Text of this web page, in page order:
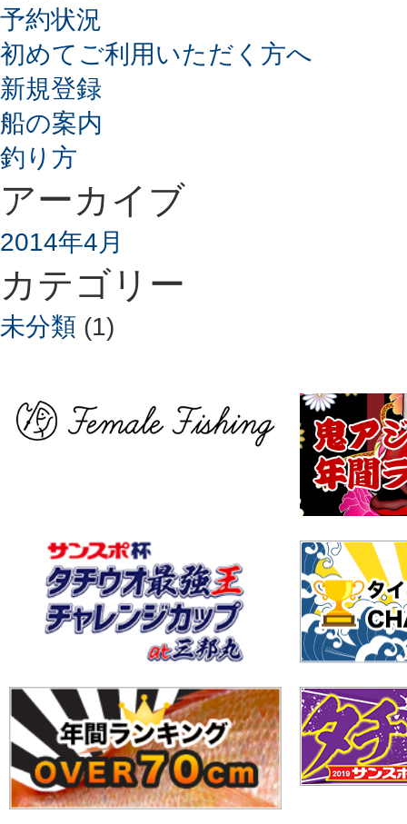
予約状況
初めてご利用いただく方へ
新規登録
船の案内
釣り方
アーカイブ
2014年4月
カテゴリー
未分類 (1)